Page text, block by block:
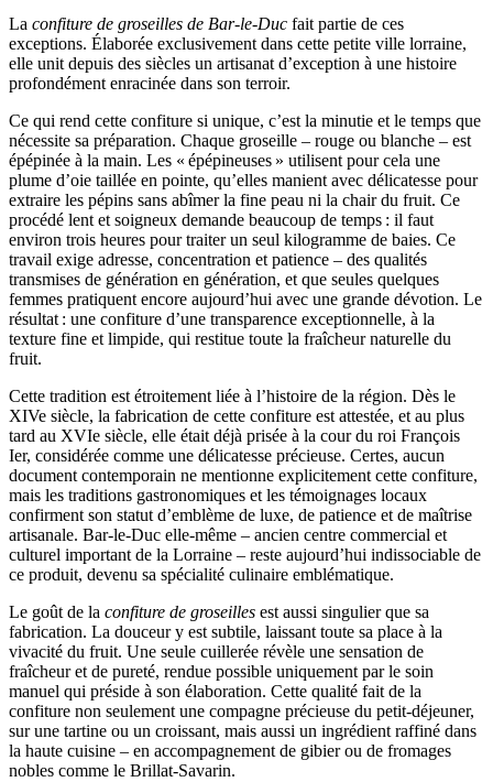
La confiture de groseilles de Bar-le-Duc fait partie de ces
exceptions. Élaborée exclusivement dans cette petite ville lorraine,
elle unit depuis des siècles un artisanat d’exception à une histoire
profondément enracinée dans son terroir.
Ce qui rend cette confiture si unique, c’est la minutie et le temps que
nécessite sa préparation. Chaque groseille – rouge ou blanche – est
épépinée à la main. Les « épépineuses » utilisent pour cela une
plume d’oie taillée en pointe, qu’elles manient avec délicatesse pour
extraire les pépins sans abîmer la fine peau ni la chair du fruit. Ce
procédé lent et soigneux demande beaucoup de temps : il faut
environ trois heures pour traiter un seul kilogramme de baies. Ce
travail exige adresse, concentration et patience – des qualités
transmises de génération en génération, et que seules quelques
femmes pratiquent encore aujourd’hui avec une grande dévotion. Le
résultat : une confiture d’une transparence exceptionnelle, à la
texture fine et limpide, qui restitue toute la fraîcheur naturelle du
fruit.
Cette tradition est étroitement liée à l’histoire de la région. Dès le
XIVe siècle, la fabrication de cette confiture est attestée, et au plus
tard au XVIe siècle, elle était déjà prisée à la cour du roi François
Ier, considérée comme une délicatesse précieuse. Certes, aucun
document contemporain ne mentionne explicitement cette confiture,
mais les traditions gastronomiques et les témoignages locaux
confirment son statut d’emblème de luxe, de patience et de maîtrise
artisanale. Bar-le-Duc elle-même – ancien centre commercial et
culturel important de la Lorraine – reste aujourd’hui indissociable de
ce produit, devenu sa spécialité culinaire emblématique.
Le goût de la confiture de groseilles est aussi singulier que sa
fabrication. La douceur y est subtile, laissant toute sa place à la
vivacité du fruit. Une seule cuillerée révèle une sensation de
fraîcheur et de pureté, rendue possible uniquement par le soin
manuel qui préside à son élaboration. Cette qualité fait de la
confiture non seulement une compagne précieuse du petit-déjeuner,
sur une tartine ou un croissant, mais aussi un ingrédient raffiné dans
la haute cuisine – en accompagnement de gibier ou de fromages
nobles comme le Brillat-Savarin.